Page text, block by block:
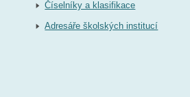
Číselníky a klasifikace
Adresáře školských institucí